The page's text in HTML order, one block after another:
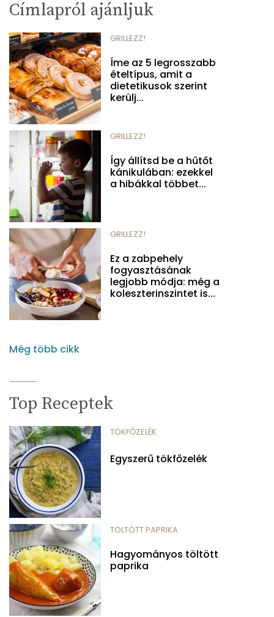
Címlapról ajánljuk
GRILLEZZ!
Íme az 5 legrosszabb
ételtípus, amit a
dietetikusok szerint
kerülj...
GRILLEZZ!
Így állítsd be a hűtőt
kánikulában: ezekkel
a hibákkal többet...
GRILLEZZ!
Ez a zabpehely
fogyasztásának
legjobb módja: még a
koleszterinszintet is...
Még több cikk
Top Receptek
TÖKFŐZELÉK
Egyszerű tökfőzelék
TÖLTÖTT PAPRIKA
Hagyományos töltött
paprika